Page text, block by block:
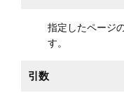
指定したページ
す。
引数